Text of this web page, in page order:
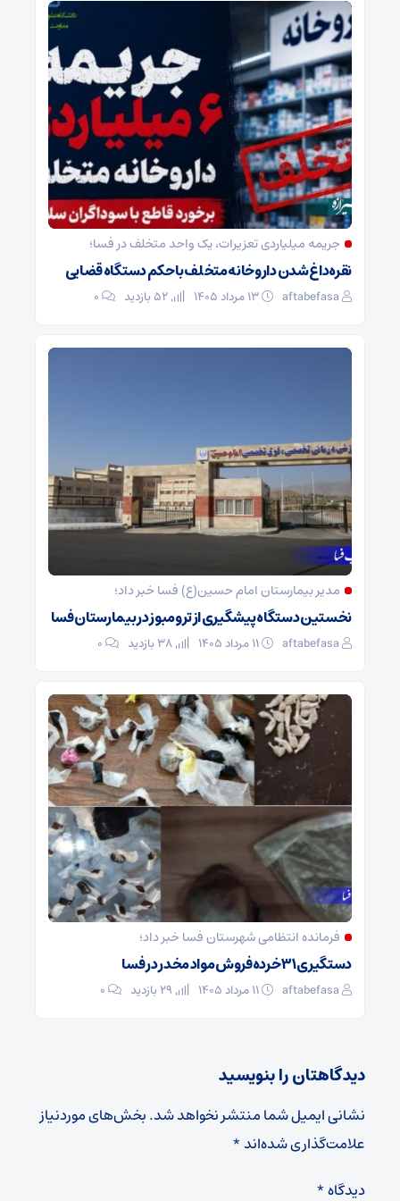
جریمه میلیاردی تعزیرات، یک واحد متخلف در فسا؛
نقره‌داغ شدن داروخانه متخلف با حکم دستگاه قضایی
aftabefasa ۰
مدیر بیمارستان امام حسین(ع) فسا خبر داد؛
نخستین دستگاه پیشگیری از ترومبوز در بیمارستان فسا
aftabefasa ۰
فرمانده انتظامی شهرستان فسا خبر داد؛
دستگیری ۳۱ خرده‌فروش مواد مخدر در فسا
aftabefasa ۰
دیدگاهتان را بنویسید
نشانی ایمیل شما منتشر نخواهد شد.بخش‌های موردنیاز
علامت‌گذاری شده‌اند*
دیدگاه*